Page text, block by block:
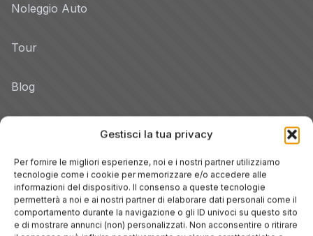
Gestisci la tua privacy
Per fornire le migliori esperienze, noi e i nostri partner utilizziamo
tecnologie come i cookie per memorizzare e/o accedere alle
informazioni del dispositivo. Il consenso a queste tecnologie
permetterà a noi e ai nostri partner di elaborare dati personali come il
comportamento durante la navigazione o gli ID univoci su questo sito
e di mostrare annunci (non) personalizzati. Non acconsentire o ritirare
Noleggio Auto
Tour
Blog
Veneto
Toscana